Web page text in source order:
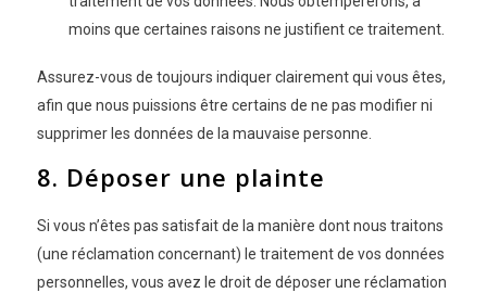
moins que certaines raisons ne justifient ce traitement.
Assurez-vous de toujours indiquer clairement qui vous êtes,
afin que nous puissions être certains de ne pas modifier ni
supprimer les données de la mauvaise personne.
8. Déposer une plainte
Si vous n’êtes pas satisfait de la manière dont nous traitons
(une réclamation concernant) le traitement de vos données
personnelles, vous avez le droit de déposer une réclamation